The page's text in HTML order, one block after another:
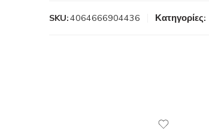
SKU:4064666904436 Κατηγορίες: